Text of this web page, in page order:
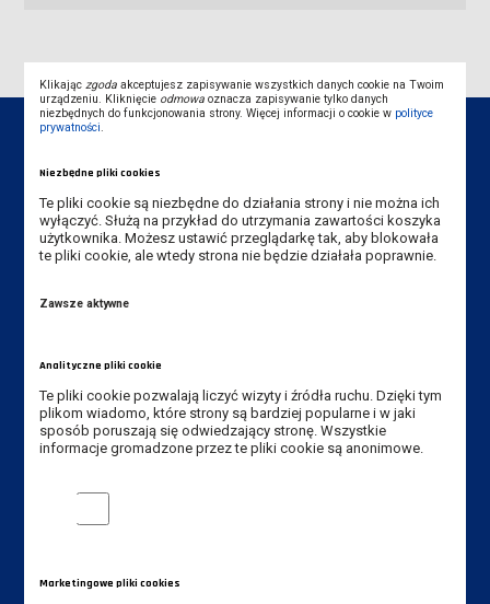
Dane kontaktowe
Akademia Nauk Stosowanych
Tel. rekrutacja:
Fax:+48 65 529 60 82
E-mail:kancelaria@ansleszno.pl
Klikajączgoda akceptujesz zapisywanie wszystkich danych cookie na Twoim
urządzeniu. Kliknięcie odmowa oznacza zapisywanie tylko danych
niezbędnych do funkcjonowania strony. Więcej informacji o cookie w polityce
prywatności.
Niezbędne pliki cookies
Te pliki cookie są niezbędne do działania strony i nie można ich
wyłączyć. Służą na przykład do utrzymania zawartości koszyka
użytkownika. Możesz ustawić przeglądarkę tak, aby blokowała
te pliki cookie, ale wtedy strona nie będzie działała poprawnie.
Zawsze aktywne
Analityczne pliki cookie
Te pliki cookie pozwalają liczyć wizyty i źródła ruchu. Dzięki tym
plikom wiadomo, które strony są bardziej popularne i w jaki
sposób poruszają się odwiedzający stronę. Wszystkie
informacje gromadzone przez te pliki cookie są anonimowe.
Analityczne pliki cookie
Marketingowe pliki cookies